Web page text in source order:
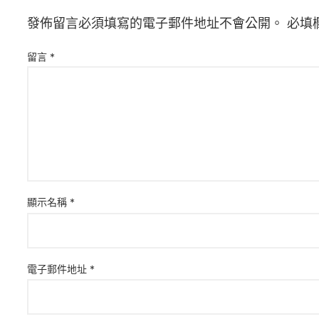
發佈留言必須填寫的電子郵件地址不會公開。 必填
留言 *
顯示名稱 *
電子郵件地址 *